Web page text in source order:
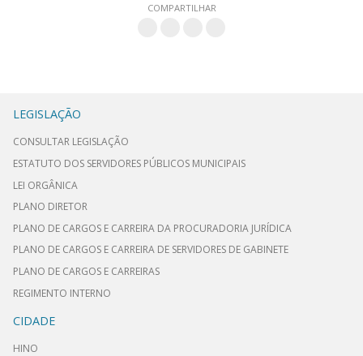
COMPARTILHAR
LEGISLAÇÃO
CONSULTAR LEGISLAÇÃO
ESTATUTO DOS SERVIDORES PÚBLICOS MUNICIPAIS
LEI ORGÂNICA
PLANO DIRETOR
PLANO DE CARGOS E CARREIRA DA PROCURADORIA JURÍDICA
PLANO DE CARGOS E CARREIRA DE SERVIDORES DE GABINETE
PLANO DE CARGOS E CARREIRAS
REGIMENTO INTERNO
CIDADE
HINO